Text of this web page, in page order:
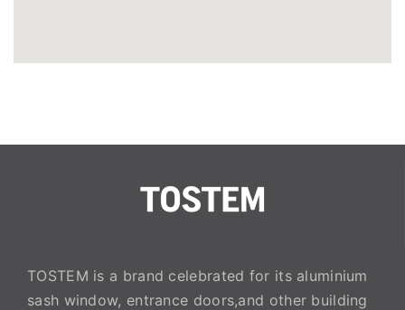
TOSTEM is a brand celebrated for its aluminium
sash window, entrance doors,and other building